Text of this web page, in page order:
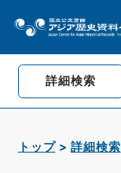
詳細検索
トップ 詳細検索